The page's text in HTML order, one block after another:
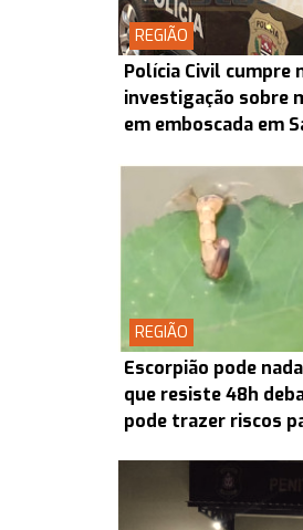
REGIÃO
Polícia Civil cumpre
investigação sobre
em emboscada em
REGIÃO
Escorpião pode
que resiste 48h
pode trazer riscos